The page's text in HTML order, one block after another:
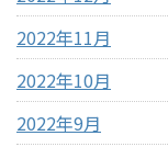
2022年11月
2022年10月
2022年9月